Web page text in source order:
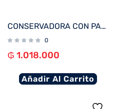
CONSERVADORA CON PARLANTE IGLOO 13L KOOLTUNES JADE 27735
0
₲ 1.018.000
Añadir Al Carrito